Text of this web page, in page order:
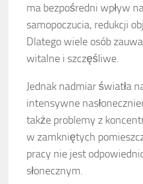
ma bezpośredni wpływ
samopoczucia, redukcji
Dlatego wiele osób
witalne i szczęśliwe.
Jednak nadmiar światła
intensywne
także problemy z
w zamkniętych
pracy nie jest
słonecznym.